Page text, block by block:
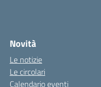
Novità
Le notizie
Le circolari
Calendario eventi